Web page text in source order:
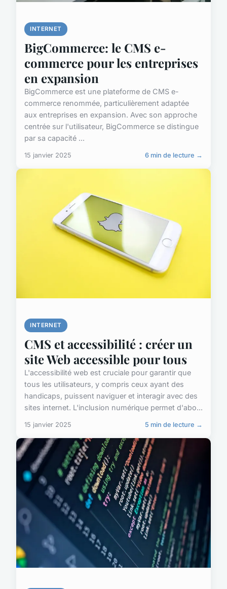
INTERNET
BigCommerce: le CMS e-
commerce pour les entreprises
en expansion
BigCommerce est une plateforme de CMS e-
commerce renommée, particulièrement adaptée
aux entreprises en expansion. Avec son approche
centrée sur l'utilisateur, BigCommerce se distingue
par sa capacité ...
15 janvier 2025 6 min de lecture →
INTERNET
CMS et accessibilité : créer un
site Web accessible pour tous
L'accessibilité web est cruciale pour garantir que
tous les utilisateurs, y compris ceux ayant des
handicaps, puissent naviguer et interagir avec des
sites internet. L'inclusion numérique permet d'abo...
15 janvier 2025 5 min de lecture →